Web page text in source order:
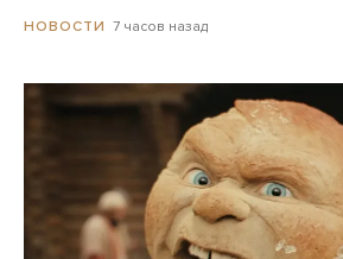
НОВОСТИ 7 часов назад